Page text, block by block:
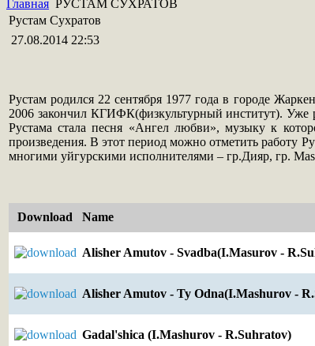
Главная РУСТАМ СУХРАТОВ
Рустам Сухратов
27.08.2014 22:53
Рустам родился 22 сентября 1977 года в городе
2006 закончил КГИФК(физкультурный институт). Уже
Рустама стала песня «Ангел любви», музыку к
произведения. В этот период можно отметить работу
многими уйгурскими исполнителями – гр.Дияр, гр.
Download Name
Alisher Amutov - Svadba(I.Masurov -
Alisher Amutov - Ty Odna(I.Mashurov -
Gadal'shica (I.Mashurov - R.Suhratov)